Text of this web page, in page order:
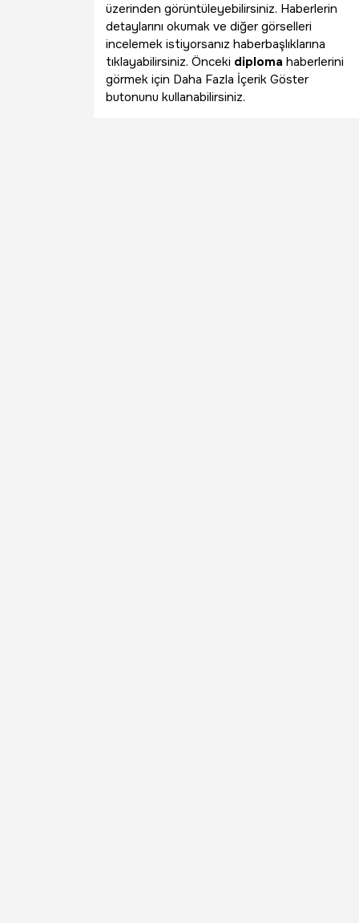
üzerinden görüntüleyebilirsiniz. Haberlerin
detaylarını okumak ve diğer görselleri
incelemek istiyorsanız haberbaşlıklarına
tıklayabilirsiniz. Önceki diploma haberlerini
görmek için Daha Fazla İçerik Göster
butonunu kullanabilirsiniz.